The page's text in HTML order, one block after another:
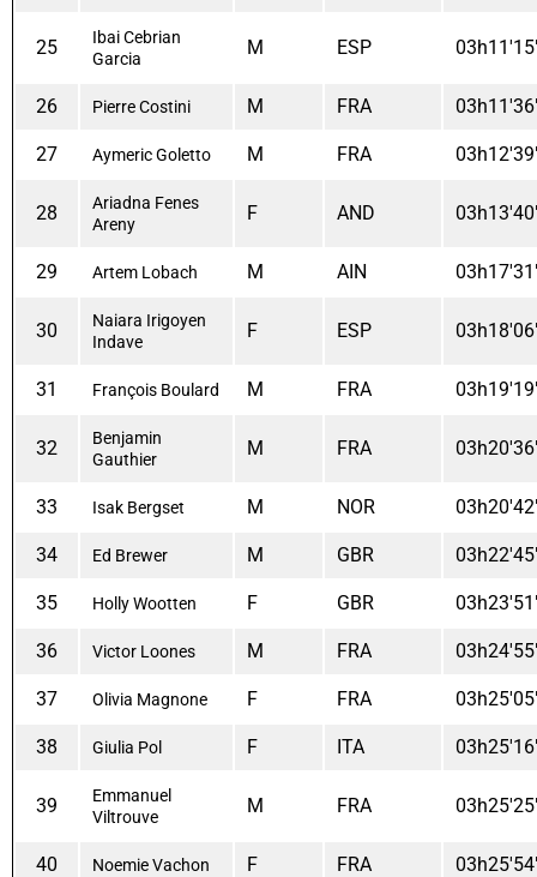
25
Ibai Cebrian
Garcia
M ESP
26 Pierre Costini M FRA
27 Aymeric Goletto M FRA
28
Ariadna Fenes
Areny
F AND
29 Artem Lobach M AIN
30
Naiara Irigoyen
Indave
F ESP
31 François Boulard M FRA
32
Benjamin
Gauthier
M FRA
33 Isak Bergset M NOR
34 Ed Brewer M GBR
35 Holly Wootten F GBR
36 Victor Loones M FRA
37 Olivia Magnone F FRA
38 Giulia Pol F ITA
39
Emmanuel
Viltrouve
M FRA
40 Noemie Vachon F FRA